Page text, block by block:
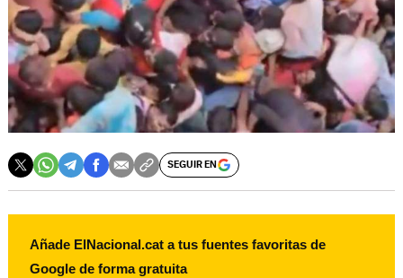
SEGUIR EN
Añade ElNacional.cat a tus fuentes favoritas de
Google de forma gratuita